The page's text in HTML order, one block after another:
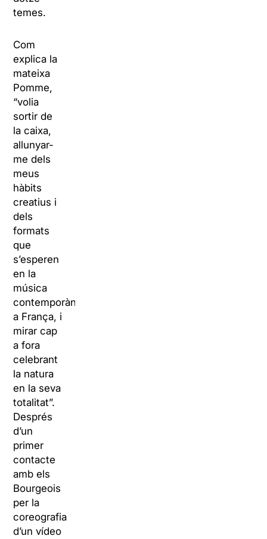
temes.
Com
explica la
mateixa
Pomme,
“volia
sortir de
la caixa,
allunyar-
me dels
meus
hàbits
creatius i
dels
formats
que
s’esperen
en la
música
contemporània
a França, i
mirar cap
a fora
celebrant
la natura
en la seva
totalitat”.
Després
d’un
primer
contacte
amb els
Bourgeois
per la
coreografia
d’un vídeo